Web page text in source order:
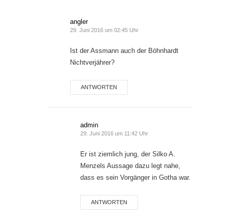
angler
29. Juni 2016 um 02:45 Uhr
Ist der Assmann auch der Böhnhardt
Nichtverjährer?
ANTWORTEN
admin
29. Juni 2016 um 11:42 Uhr
Er ist ziemlich jung, der Silko A.
Menzels Aussage dazu legt nahe,
dass es sein Vorgänger in Gotha war.
ANTWORTEN